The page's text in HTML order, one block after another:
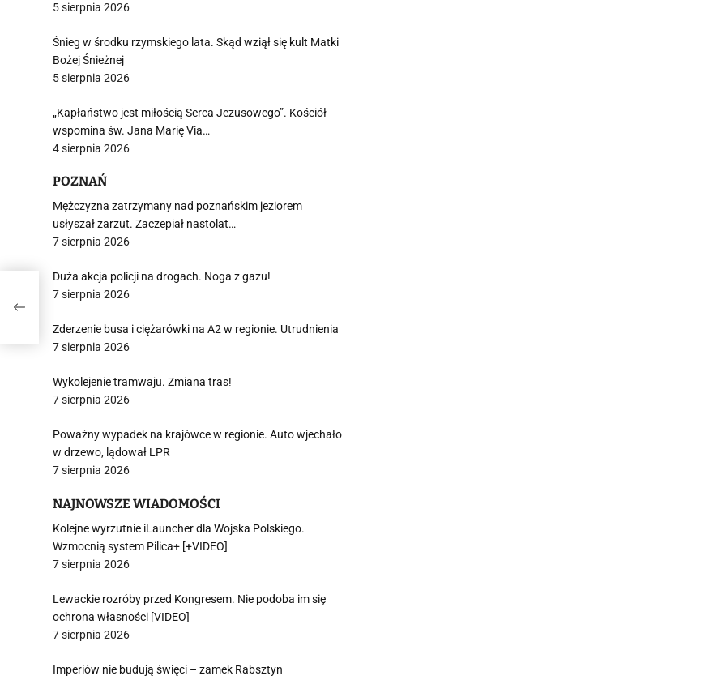
5 sierpnia 2026
Śnieg w środku rzymskiego lata. Skąd wziął się kult Matki
Bożej Śnieżnej
5 sierpnia 2026
„Kapłaństwo jest miłością Serca Jezusowego”. Kościół
wspomina św. Jana Marię Via…
4 sierpnia 2026
POZNAŃ
Mężczyzna zatrzymany nad poznańskim jeziorem
usłyszał zarzut. Zaczepiał nastolat…
7 sierpnia 2026
Duża akcja policji na drogach. Noga z gazu!
7 sierpnia 2026
Zderzenie busa i ciężarówki na A2 w regionie. Utrudnienia
7 sierpnia 2026
Wykolejenie tramwaju. Zmiana tras!
7 sierpnia 2026
Poważny wypadek na krajówce w regionie. Auto wjechało
w drzewo, lądował LPR
7 sierpnia 2026
NAJNOWSZE WIADOMOŚCI
Kolejne wyrzutnie iLauncher dla Wojska Polskiego.
Wzmocnią system Pilica+ [+VIDEO]
7 sierpnia 2026
Lewackie rozróby przed Kongresem. Nie podoba im się
ochrona własności [VIDEO]
7 sierpnia 2026
Imperiów nie budują święci – zamek Rabsztyn